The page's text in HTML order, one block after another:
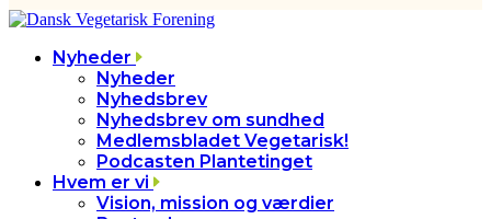
Nyheder
Nyheder
Nyhedsbrev
Nyhedsbrev om sundhed
Medlemsbladet Vegetarisk!
Podcasten Plantetinget
Hvem er vi
Vision, mission og værdier